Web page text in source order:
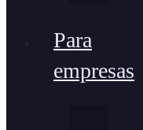
Para
empresas